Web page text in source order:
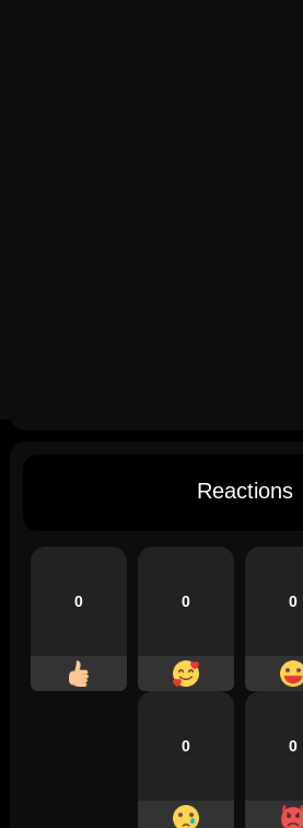
Reactions
0 0 0
0 0